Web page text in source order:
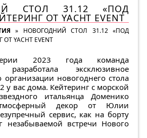
СТОЛ 31.12 «ПОД
ОТ YACHT EVENT
» НОВОГОДНИЙ СТОЛ 31.12 «ПОД
YACHT EVENT
2023 года команда
эксклюзивное
новогоднего стола
у вас дома. Кейтеринг с морской
итальянца Доменико
декор от Юлии
сервис, как на борту
незабываемой встречи Нового